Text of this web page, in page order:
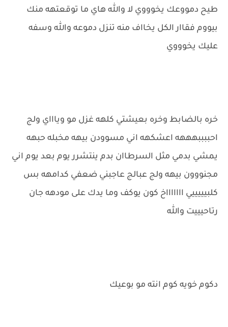
طيح دمووعك يخوووي لا والله هاي ما توقعتهه منك
بيووم فقاار الكل يخااف منه تنزل دموعه والله وسفه
عليك يخوووي
خره بالضابط وخره بعيشتي كلهه غزل مو وياااي ولج
احببببهههه اعشكهه اني مسوودن بيهه مخبله حبهه
يمشي بدمي مثل السرطاان بدم ينتشرر يوم بعد يوم اني
مجنووون بيهه ولج عبالج عاجبني ضعفي كدامهه بس
كلبيييييي اااااااخ كون يوكف وما يدك على مودهه جان
رتاحيييت والله
دكوم خويه كوم انته مو بوعيك